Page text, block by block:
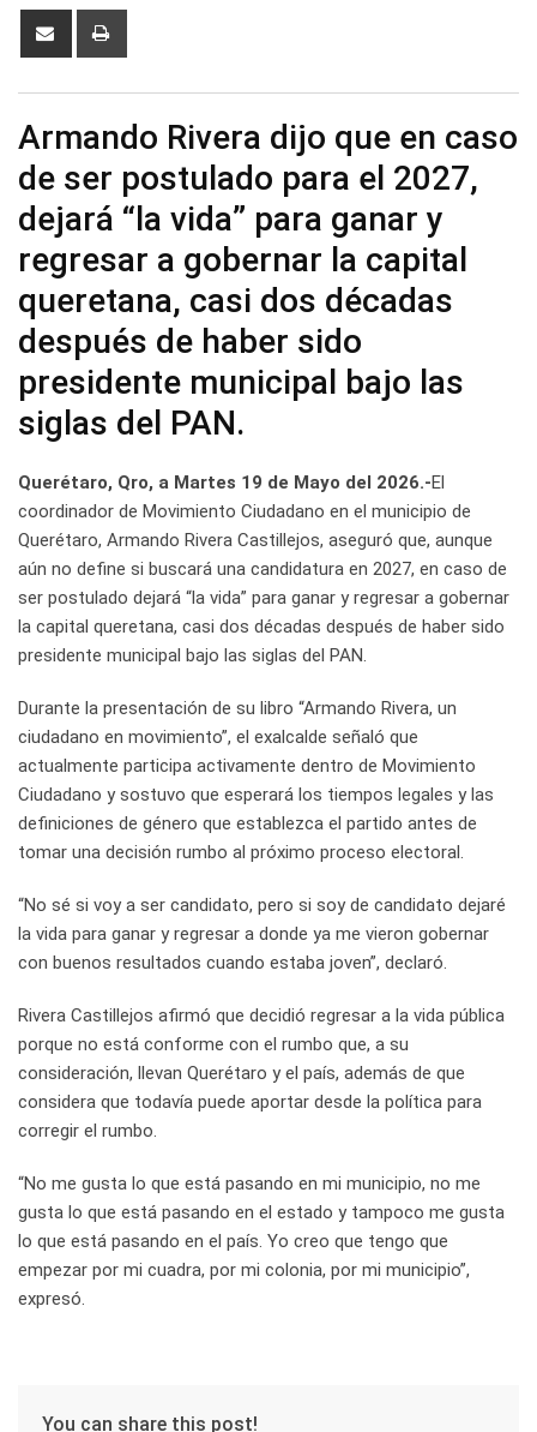
Share
Armando Rivera dijo que en caso
de ser postulado para el 2027,
dejará “la vida” para ganar y
regresar a gobernar la capital
queretana, casi dos décadas
después de haber sido
presidente municipal bajo las
siglas del PAN.
Querétaro, Qro, a Martes 19 de Mayo del 2026.-El
coordinador de Movimiento Ciudadano en el municipio de
Querétaro, Armando Rivera Castillejos, aseguró que, aunque
aún no define si buscará una candidatura en 2027, en caso de
ser postulado dejará “la vida” para ganar y regresar a gobernar
la capital queretana, casi dos décadas después de haber sido
presidente municipal bajo las siglas del PAN.
Durante la presentación de su libro “Armando Rivera, un
ciudadano en movimiento”, el exalcalde señaló que
actualmente participa activamente dentro de Movimiento
Ciudadano y sostuvo que esperará los tiempos legales y las
definiciones de género que establezca el partido antes de
tomar una decisión rumbo al próximo proceso electoral.
“No sé si voy a ser candidato, pero si soy de candidato dejaré
la vida para ganar y regresar a donde ya me vieron gobernar
con buenos resultados cuando estaba joven”, declaró.
Rivera Castillejos afirmó que decidió regresar a la vida pública
porque no está conforme con el rumbo que, a su
consideración, llevan Querétaro y el país, además de que
considera que todavía puede aportar desde la política para
corregir el rumbo.
“No me gusta lo que está pasando en mi municipio, no me
gusta lo que está pasando en el estado y tampoco me gusta
lo que está pasando en el país. Yo creo que tengo que
empezar por mi cuadra, por mi colonia, por mi municipio”,
expresó.
You can share this post!